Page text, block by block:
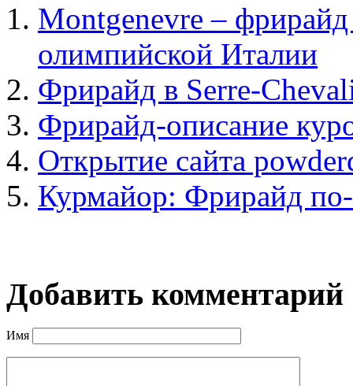
Montgenevre –
олимпийской Италии
Фрирайд в Serre-
Фрирайд-описание
Открытие сайта
Курмайор: Фрирайд по-
Добавить комментарий
Имя